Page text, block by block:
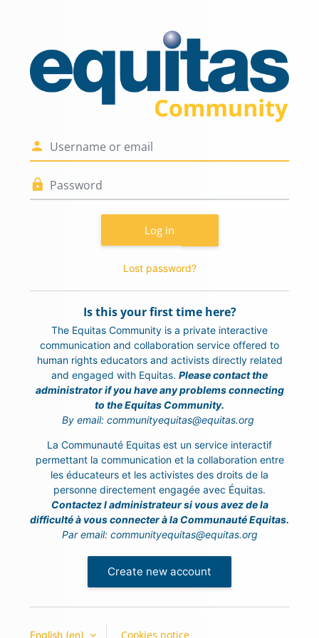
Log in to
Log in
Lost password?
Is this your first time here?
The Equitas Community is a private interactive
communication and collaboration service offered to
human rights educators and activists directly related
and engaged with Equitas. Please contact the
administrator if you have any problems connecting
to the Equitas Community.
By email: communityequitas@equitas.org
La Communauté Equitas est un service interactif
permettant la communication et la collaboration entre
les éducateurs et les activistes des droits de la
personne directement engagée avec Équitas.
Contactez l administrateur si vous avez de la
difficulté à vous connecter à la Communauté Equitas.
Par email: communityequitas@equitas.org
Create new account
English ‎(en)‎ Cookies notice